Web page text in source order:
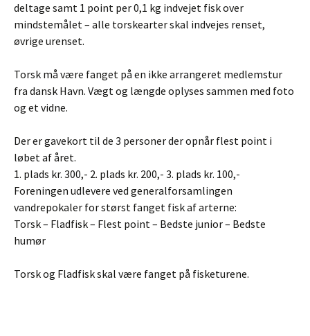
deltage samt 1 point per 0,1 kg indvejet fisk over
mindstemålet – alle torskearter skal indvejes renset,
øvrige urenset.
Torsk må være fanget på en ikke arrangeret medlemstur
fra dansk Havn. Vægt og længde oplyses sammen med foto
og et vidne.
Der er gavekort til de 3 personer der opnår flest point i
løbet af året.
1. plads kr. 300,- 2. plads kr. 200,- 3. plads kr. 100,-
Foreningen udlevere ved generalforsamlingen
vandrepokaler for størst fanget fisk af arterne:
Torsk – Fladfisk – Flest point – Bedste junior – Bedste
humør
Torsk og Fladfisk skal være fanget på fisketurene.